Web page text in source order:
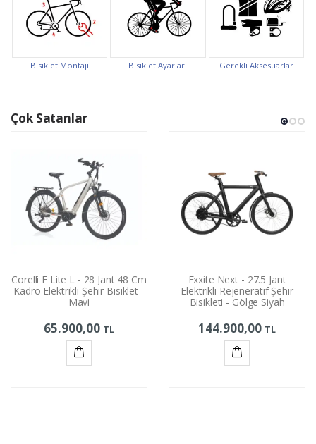
Bisiklet Montajı Bisiklet Ayarları Gerekli Aksesuarlar
Çok Satanlar
Corelli E Lite L - 28 Jant 48 Cm
Kadro Elektrikli Şehir Bisiklet -
Mavi
65.900,00 TL
Exxite Next - 27.5 Jant
Elektrikli Rejeneratif Şehir
Bisikleti - Gölge Siyah
144.900,00 TL